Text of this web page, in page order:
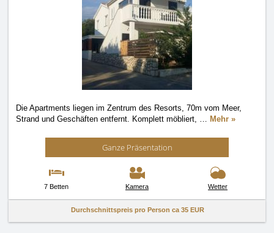
Die Apartments liegen im Zentrum des Resorts, 70m vom Meer,
Strand und Geschäften entfernt. Komplett möbliert, … Mehr »
Ganze Präsentation
7 Betten Kamera Wetter
Durchschnittspreis pro Person ca 35 EUR